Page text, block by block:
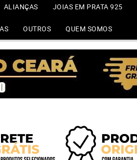
ALIANÇAS JOIAS EM PRATA 925
OUTROS QUEM SOMOS